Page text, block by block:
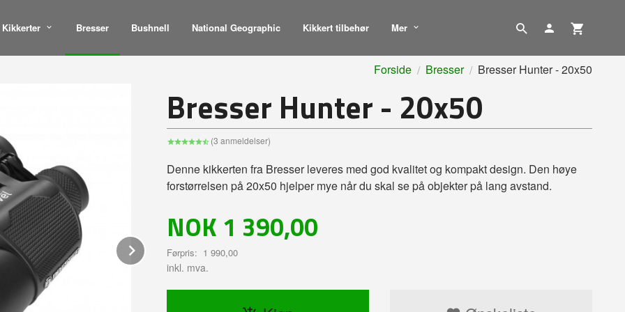
Kikkerter Bresser Bushnell National Geographic Kikkert tilbehør Mer
Forside Bresser Bresser Hunter - 20x50
Next
Bresser Hunter - 20x50
(3 anmeldelser)
Denne kikkerten fra Bresser leveres med god kvalitet og kompakt design. Den høye
forstørrelsen på 20x50 hjelper mye når du skal se på objekter på lang avstand.
Tilbud
NOK 1 390,00
Førpris: 1 990,00
inkl. mva.